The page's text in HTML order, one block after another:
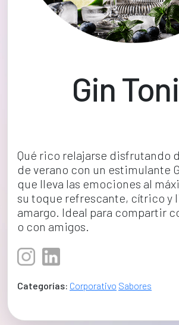
Gin
Qué rico relajarse disfrutando
de verano con un estimulante
que lleva las emociones al
su toque refrescante, cítrico y
amargo. Ideal para compartir
o con amigos.
Categorías: Corporativo Sabores